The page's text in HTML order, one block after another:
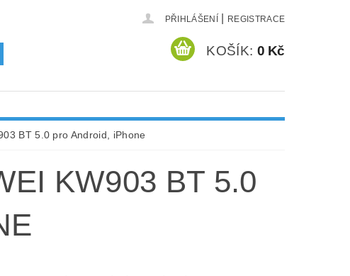
PŘIHLÁŠENÍ REGISTRACE
KOŠÍK: 0 Kč
BT 5.0 pro Android, iPhone
KW903 BT 5.0